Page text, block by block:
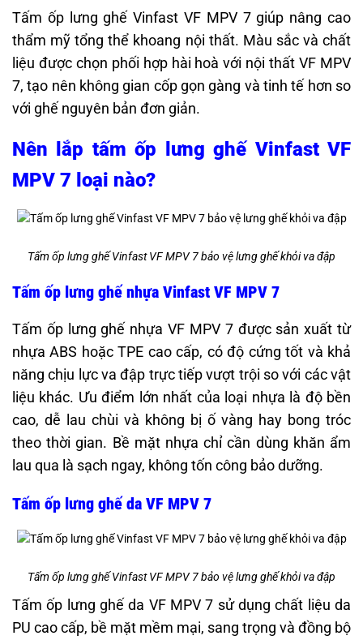
Tấm ốp lưng ghế Vinfast VF MPV 7 giúp nâng cao
thẩm mỹ tổng thể khoang nội thất. Màu sắc và chất
liệu được chọn phối hợp hài hoà với nội thất VF MPV
7, tạo nên không gian cốp gọn gàng và tinh tế hơn so
với ghế nguyên bản đơn giản.
Nên lắp tấm ốp lưng ghế Vinfast VF
MPV 7 loại nào?
Tấm ốp lưng ghế Vinfast VF MPV 7 bảo vệ lưng ghế khỏi va đập
Tấm ốp lưng ghế nhựa Vinfast VF MPV 7
Tấm ốp lưng ghế nhựa VF MPV 7 được sản xuất từ
nhựa ABS hoặc TPE cao cấp, có độ cứng tốt và khả
năng chịu lực va đập trực tiếp vượt trội so với các vật
liệu khác. Ưu điểm lớn nhất của loại nhựa là độ bền
cao, dễ lau chùi và không bị ố vàng hay bong tróc
theo thời gian. Bề mặt nhựa chỉ cần dùng khăn ẩm
lau qua là sạch ngay, không tốn công bảo dưỡng.
Tấm ốp lưng ghế da VF MPV 7
Tấm ốp lưng ghế Vinfast VF MPV 7 bảo vệ lưng ghế khỏi va đập
Tấm ốp lưng ghế da VF MPV 7 sử dụng chất liệu da
PU cao cấp, bề mặt mềm mại, sang trọng và đồng bộ